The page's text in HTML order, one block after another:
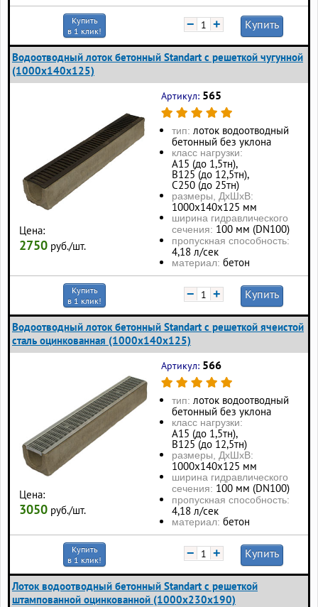
Купить
в 1 клик!
− + Купить
Водоотводный лоток бетонный Standart с решеткой чугунной
(1000x140x125)
Цена:
2750 руб./шт.
Артикул: 565
тип: лоток водоотводный
бетонный без уклона
класс нагрузки:
А15 (до 1,5тн),
В125 (до 12,5тн),
С250 (до 25тн)
размеры, ДхШхВ:
1000х140х125 мм
ширина гидравлического
сечения: 100 мм (DN100)
пропускная способность:
4,18 л/сек
материал: бетон
Купить
в 1 клик!
− + Купить
Водоотводный лоток бетонный Standart с решеткой ячеистой
сталь оцинкованная (1000x140x125)
Цена:
3050 руб./шт.
Артикул: 566
тип: лоток водоотводный
бетонный без уклона
класс нагрузки:
А15 (до 1,5тн),
В125 (до 12,5тн)
размеры, ДхШхВ:
1000х140х125 мм
ширина гидравлического
сечения: 100 мм (DN100)
пропускная способность:
4,18 л/сек
материал: бетон
Купить
в 1 клик!
− + Купить
Лоток водоотводный бетонный Standart с решеткой
штампованной оцинкованной (1000x230x190)